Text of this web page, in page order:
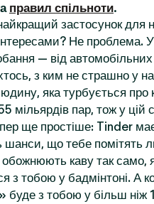
правил спільноти.
застосунок для
Не проблема.
— від
з ким не страшно у
яка турбується про
мільярдів пар, тож у цій
ще простіше: Tinder
шанси, що тебе помітять
обожнюють каву так само,
з тобою у бадмінтоні. А
буде з тобою у більш ніж